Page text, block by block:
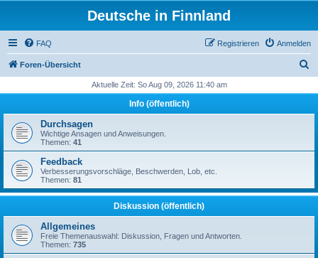
Deutsche in Finnland
FAQ Anmelden
Registrieren
Foren-Übersicht
h
Aktuelle Zeit: So Aug 09, 2026 11:40 am
Info (öffentlich)
Durchsagen
Wichtige Ansagen und Anweisungen.
Themen: 41
Feedback
Verbesserungsvorschläge, Beschwerden, Lob, etc.
Themen: 81
Diskussion (öffentlich)
Allgemeines
Freie Themenauswahl: Diskussion, Fragen und Antworten.
Themen: 735